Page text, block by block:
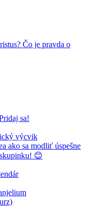
Čo je pravda o
sa!
výcvik
ako sa modliť úspešne
😊